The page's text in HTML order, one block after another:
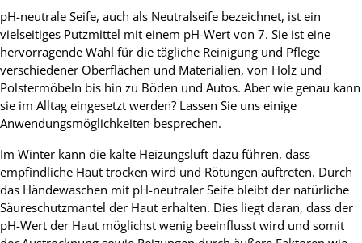
pH-neutrale Seife, auch als Neutralseife bezeichnet, ist ein
vielseitiges Putzmittel mit einem pH-Wert von 7. Sie ist eine
hervorragende Wahl für die tägliche Reinigung und Pflege
verschiedener Oberflächen und Materialien, von Holz und
Polstermöbeln bis hin zu Böden und Autos. Aber wie genau kann
sie im Alltag eingesetzt werden? Lassen Sie uns einige
Anwendungsmöglichkeiten besprechen.
Im Winter kann die kalte Heizungsluft dazu führen, dass
empfindliche Haut trocken wird und Rötungen auftreten. Durch
das Händewaschen mit pH-neutraler Seife bleibt der natürliche
Säureschutzmantel der Haut erhalten. Dies liegt daran, dass der
pH-Wert der Haut möglichst wenig beeinflusst wird und somit